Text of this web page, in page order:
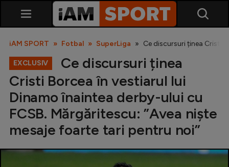
SuperLiga
Liga 2
iAM SPORT Fotbal SuperLiga Ce discursuri ținea Cristi
EXCLUSIV
Ce discursuri ținea
Cristi Borcea în vestiarul lui
Dinamo înaintea derby-ului cu
FCSB. Mărgăritescu: ”Avea niște
mesaje foarte tari pentru noi”